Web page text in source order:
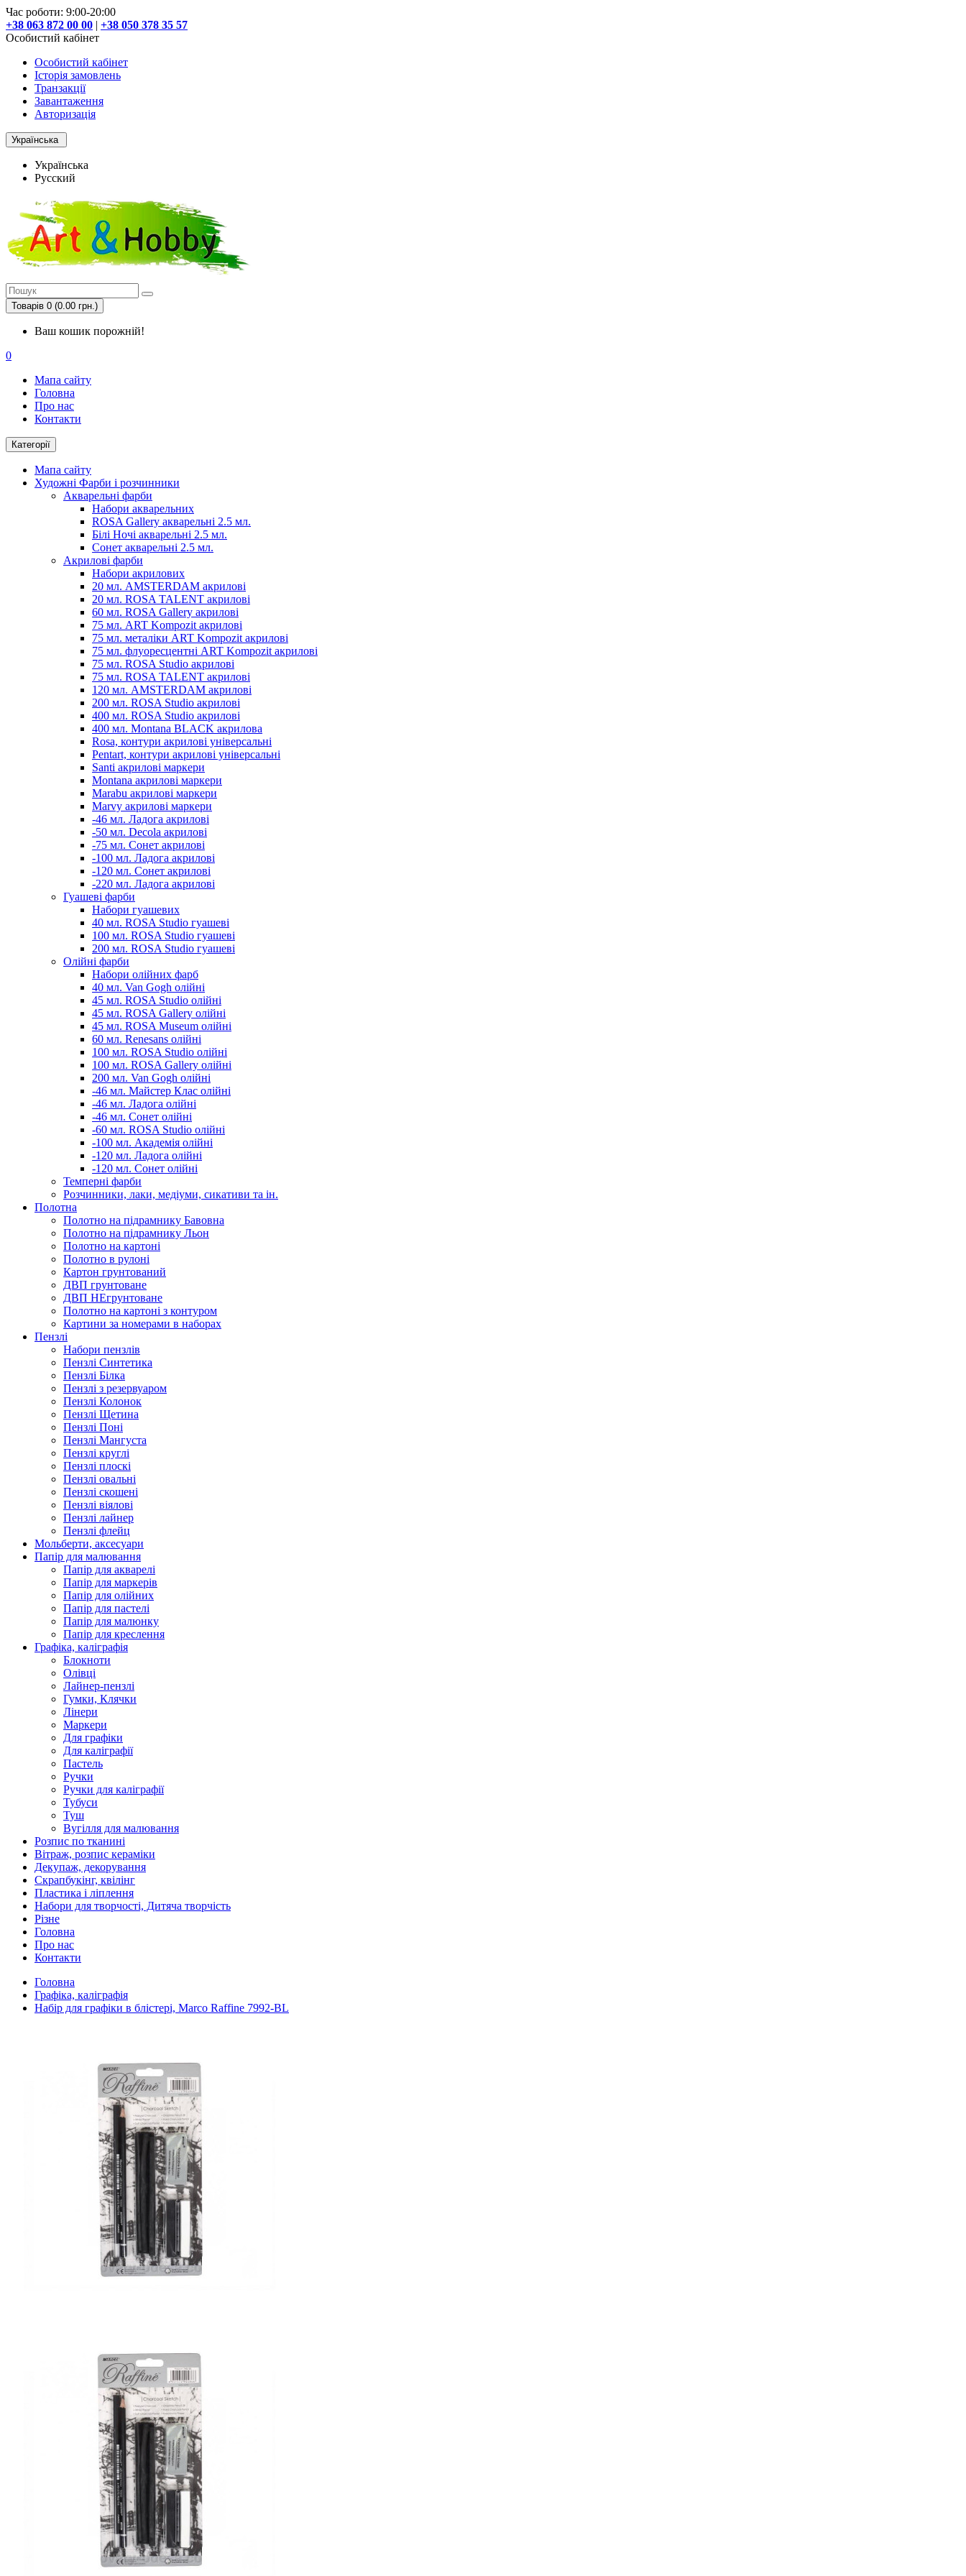
Час роботи: 9:00-20:00
+38 063 872 00 00 | +38 050 378 35 57
Особистий кабінет
Особистий кабінет
Історія замовлень
Транзакції
Завантаження
Авторизація
Українська
Українська
Русский
Товарів 0 (0.00 грн.)
Ваш кошик порожній!
0
Мапа сайту
Головна
Про нас
Контакти
Категорії
Мапа сайту
Художні Фарби і розчинники
Акварельні фарби
Набори акварельних
ROSA Gallery акварельні 2.5 мл.
Білі Ночі акварельні 2.5 мл.
Сонет акварельні 2.5 мл.
Акрилові фарби
Набори акрилових
20 мл. AMSTERDAM акрилові
20 мл. ROSA TALENT акрилові
60 мл. ROSA Gallery акрилові
75 мл. ART Kompozit акрилові
75 мл. металіки ART Kompozit акрилові
75 мл. флуоресцентні ART Kompozit акрилові
75 мл. ROSA Studio акрилові
75 мл. ROSA TALENT акрилові
120 мл. AMSTERDAM акрилові
200 мл. ROSA Studio акрилові
400 мл. ROSA Studio акрилові
400 мл. Montana BLACK акрилова
Rosa, контури акрилові універсальні
Pentart, контури акрилові універсальні
Santi акрилові маркери
Montana акрилові маркери
Marabu акрилові маркери
Marvy акрилові маркери
-46 мл. Ладога акрилові
-50 мл. Decola акрилові
-75 мл. Сонет акрилові
-100 мл. Ладога акрилові
-120 мл. Сонет акрилові
-220 мл. Ладога акрилові
Гуашеві фарби
Набори гуашевих
40 мл. ROSA Studio гуашеві
100 мл. ROSA Studio гуашеві
200 мл. ROSA Studio гуашеві
Олійні фарби
Набори олійних фарб
40 мл. Van Gogh олійні
45 мл. ROSA Studio олійні
45 мл. ROSA Gallery олійні
45 мл. ROSA Museum олійні
60 мл. Renesans олійні
100 мл. ROSA Studio олійні
100 мл. ROSA Gallery олійні
200 мл. Van Gogh олійні
-46 мл. Майстер Клас олійні
-46 мл. Ладога олійні
-46 мл. Сонет олійні
-60 мл. ROSA Studio олійні
-100 мл. Академія олійні
-120 мл. Ладога олійні
-120 мл. Сонет олійні
Темперні фарби
Розчинники, лаки, медіуми, сикативи та ін.
Полотна
Полотно на підрамнику Бавовна
Полотно на підрамнику Льон
Полотно на картоні
Полотно в рулоні
Картон грунтований
ДВП грунтоване
ДВП НЕгрунтоване
Полотно на картоні з контуром
Картини за номерами в наборах
Пензлі
Набори пензлів
Пензлі Синтетика
Пензлі Білка
Пензлі з резервуаром
Пензлі Колонок
Пензлі Щетина
Пензлі Поні
Пензлі Мангуста
Пензлі круглі
Пензлі плоскі
Пензлі овальні
Пензлі скошені
Пензлі віялові
Пензлі лайнер
Пензлі флейц
Мольберти, аксесуари
Папір для малювання
Папір для акварелі
Папір для маркерів
Папір для олійних
Папір для пастелі
Папір для малюнку
Папір для креслення
Графіка, каліграфія
Блокноти
Олівці
Лайнер-пензлі
Гумки, Клячки
Лінери
Маркери
Для графіки
Для каліграфії
Пастель
Ручки
Ручки для каліграфії
Тубуси
Туш
Вугілля для малювання
Розпис по тканині
Вітраж, розпис кераміки
Декупаж, декорування
Скрапбукінг, квілінг
Пластика і ліплення
Набори для творчості, Дитяча творчість
Різне
Головна
Про нас
Контакти
Головна
Графіка, каліграфія
Набір для графіки в блістері, Marco Raffine 7992-BL